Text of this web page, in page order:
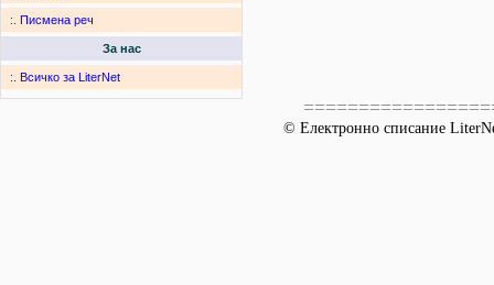
:. Писмена реч
За нас
:. Всичко за LiterNet
© Електронно списание